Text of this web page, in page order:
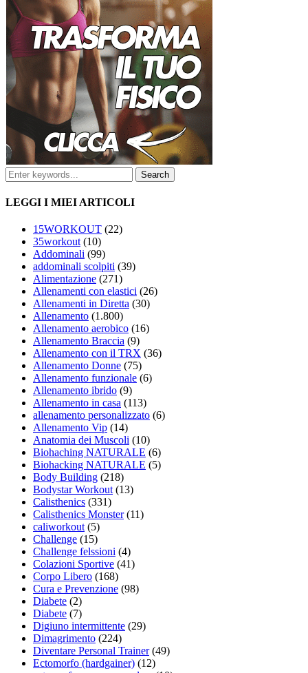
LEGGI I MIEI ARTICOLI
15WORKOUT (22)
35workout (10)
Addominali (99)
addominali scolpiti (39)
Alimentazione (271)
Allenamenti con elastici (26)
Allenamenti in Diretta (30)
Allenamento (1.800)
Allenamento aerobico (16)
Allenamento Braccia (9)
Allenamento con il TRX (36)
Allenamento Donne (75)
Allenamento funzionale (6)
Allenamento ibrido (9)
Allenamento in casa (113)
allenamento personalizzato (6)
Allenamento Vip (14)
Anatomia dei Muscoli (10)
Biohaching NATURALE (6)
Biohacking NATURALE (5)
Body Building (218)
Bodystar Workout (13)
Calisthenics (331)
Calisthenics Monster(11)
caliworkout (5)
Challenge (15)
Challenge felssioni (4)
Colazioni Sportive (41)
Corpo Libero (168)
Cura e Prevenzione (98)
Diabete (2)
Diabete (7)
Digiuno intermittente (29)
Dimagrimento (224)
Diventare Personal Trainer(49)
Ectomorfo (hardgainer) (12)